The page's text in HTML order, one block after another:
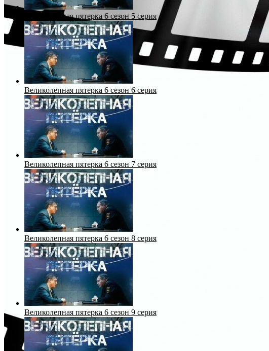
Великолепная пятерка 6 сезон 5 серия
Великолепная пятерка 6 сезон 6 серия
Великолепная пятерка 6 сезон 7 серия
Великолепная пятерка 6 сезон 8 серия
Великолепная пятерка 6 сезон 9 серия